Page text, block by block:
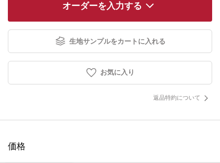
オーダーを入力する
生地サンプルをカートに入れる
お気に入り
返品特約について
価格